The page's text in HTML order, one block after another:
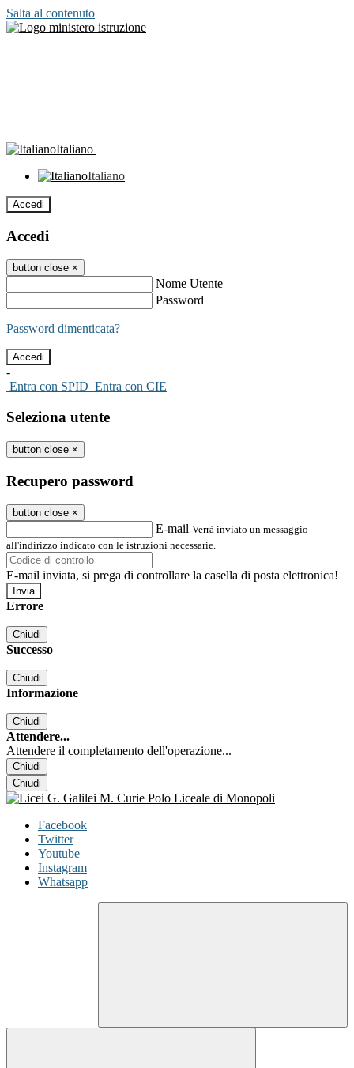
Salta al contenuto
Italiano
Italiano
Accedi
Accedi
button close ×
Nome Utente
Password
Password dimenticata?
-
Entra con SPID Entra con CIE
Seleziona utente
button close ×
Recupero password
button close ×
E-mail Verrà inviato un messaggio
all'indirizzo indicato con le istruzioni necessarie.
E-mail inviata, si prega di controllare la casella di posta elettronica!
Errore
Chiudi
Successo
Chiudi
Informazione
Chiudi
Attendere...
Attendere il completamento dell'operazione...
Chiudi
Chiudi
Facebook
Twitter
Youtube
Instagram
Whatsapp